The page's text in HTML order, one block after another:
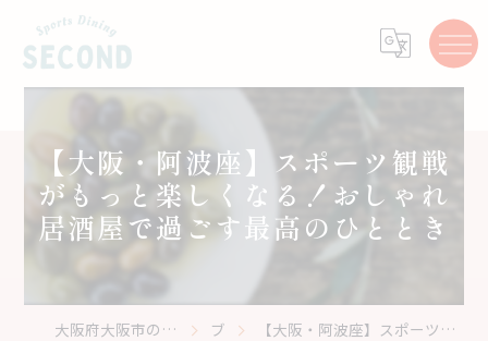
【大阪・阿波座】スポーツ観戦
がもっと楽しくなる！おしゃれ
居酒屋で過ごす最高のひととき
大阪府大阪市のスポーツバーはスポーツ居酒屋 Second ブログ 【大阪・阿波座】スポーツ観戦がもっと楽しくなる！おしゃれ居酒屋で過ごす最高のひととき